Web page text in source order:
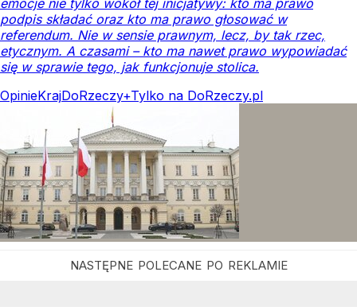
podpis składać oraz kto ma prawo głosować w
referendum. Nie w sensie prawnym, lecz, by tak rzec,
etycznym. A czasami – kto ma nawet prawo wypowiadać
się w sprawie tego, jak funkcjonuje stolica.
OpinieKrajDoRzeczy+Tylko na DoRzeczy.pl